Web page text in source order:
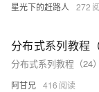
星光下的赶路人 272
分布式系列教程（24
阿甘兄 416